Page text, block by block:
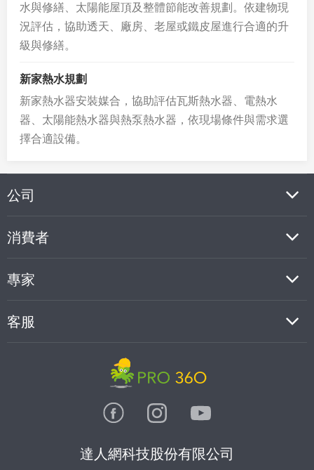
水與修繕、太陽能屋頂及整體節能改善規劃。依建物現
況評估，協助透天、廠房、老屋或鐵皮屋進行合適的升
級與修繕。
新家熱水規劃
新家熱水器安裝媒合，協助評估瓦斯熱水器、電熱水
器、太陽能熱水器與熱泵熱水器，依現場條件與需求選
擇合適設備。
公司
消費者
專家
客服
達人網科技股份有限公司